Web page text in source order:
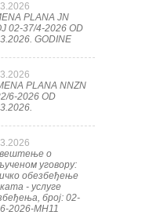
PLANA JN
02-37/4-2026 OD
GODINE
PLANA NNZN
6-2026 OD
о
уговору:
обезбеђење
- услуге
број: 02-
2026-МН11